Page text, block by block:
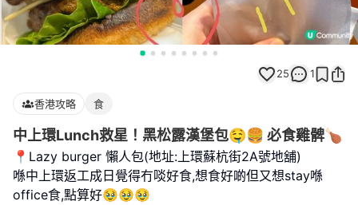
25 1
香港攻略 食
中上環Lunch救星！黑松露漢堡包🤤🍔 必食雞髀🍗
📍Lazy burger 懶人包(地址:上環蘇杭街2A號地舖)
喺中上環返工成日覺得冇啖好食,想食好啲但又想stay喺
office食,點算好🥹🥹🥹